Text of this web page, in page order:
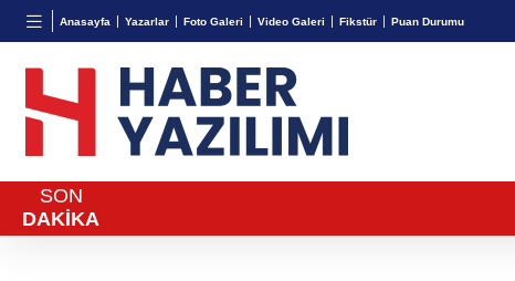
Anasayfa Yazarlar Foto Galeri Video Galeri Fikstür Puan Durumu
BGN
27,9743 %-0,22
VND
0,0018%0,32
6.660,55
SON
DAKİKA